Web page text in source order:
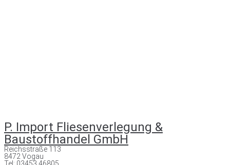
P. Import Fliesenverlegung &
Baustoffhandel GmbH
Reichsstraße 113
8472 Vogau
Tel: 03453 46805